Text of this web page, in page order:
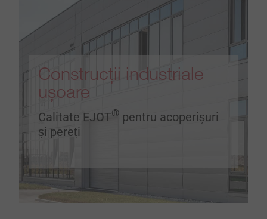
Construcții industriale
ușoare
Calitate EJOT® pentru acoperișuri
și pereți